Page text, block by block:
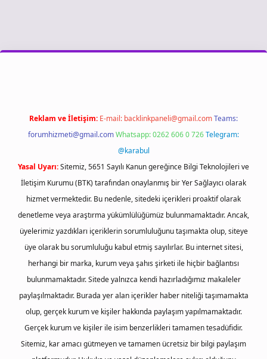
giriş
Reklam ve İletişim: E-mail: backlinkpaneli@gmail.comTeams:
forumhizmeti@gmail.comWhatsapp: 0262 606 0 726Telegram:
@karabul
Yasal Uyarı:Sitemiz, 5651 Sayılı Kanun gereğince Bilgi Teknolojileri ve
İletişim Kurumu (BTK) tarafından onaylanmış bir Yer Sağlayıcı olarak
hizmet vermektedir. Bu nedenle, sitedeki içerikleri proaktif olarak
denetleme veya araştırma yükümlülüğümüz bulunmamaktadır. Ancak,
üyelerimiz yazdıkları içeriklerin sorumluluğunu taşımakta olup, siteye
üye olarak bu sorumluluğu kabul etmiş sayılırlar. Bu internet sitesi,
herhangi bir marka, kurum veya şahıs şirketi ile hiçbir bağlantısı
bulunmamaktadır. Sitede yalnızca kendi hazırladığımız makaleler
paylaşılmaktadır. Burada yer alan içerikler haber niteliği taşımamakta
olup, gerçek kurum ve kişiler hakkında paylaşım yapılmamaktadır.
Gerçek kurum ve kişiler ile isim benzerlikleri tamamen tesadüfidir.
Sitemiz, kar amacı gütmeyen ve tamamen ücretsiz bir bilgi paylaşım